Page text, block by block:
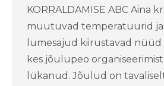
KORRALDAMISE ABC Aina
muutuvad temperatuurid ja
lumesajud kiirustavad
kes jõulupeo organiseerimist
lükanud. Jõulud on